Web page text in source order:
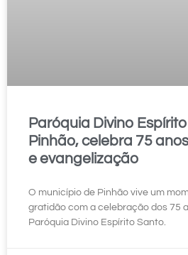
Paróquia Divino
Pinhão, celebra 75
e evangelização
O município de Pinhão vive um
gratidão com a celebração dos 75
Paróquia Divino Espírito Santo.